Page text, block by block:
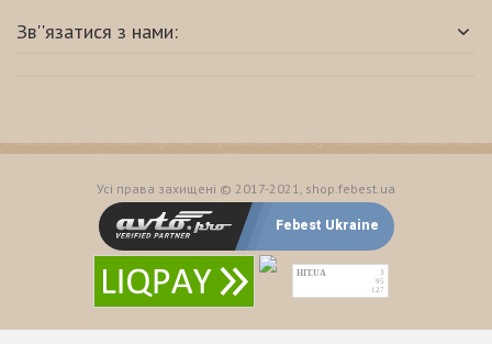
Зв''язатися з нами:
Усі права захищені © 2017-2021, shop.febest.ua
Febest Ukraine
HIT.UA
3
95
127